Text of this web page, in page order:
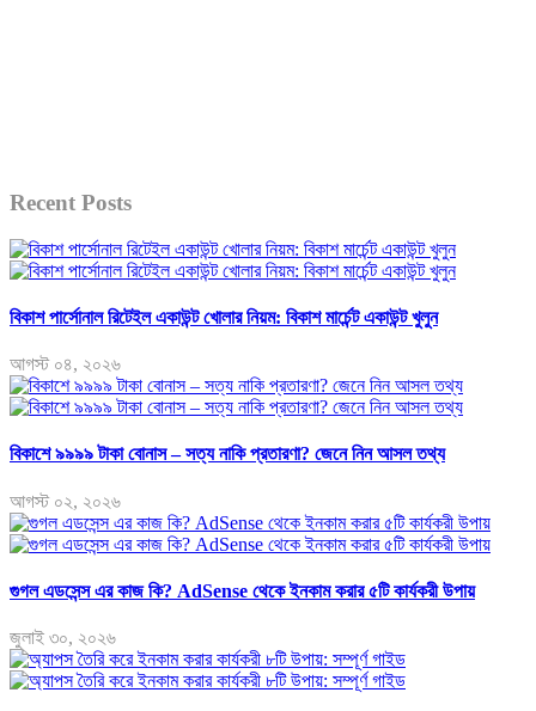
Recent Posts
বিকাশ পার্সোনাল রিটেইল একাউন্ট খোলার নিয়ম: বিকাশ মার্চেন্ট একাউন্ট খুলুন
আগস্ট ০৪, ২০২৬
বিকাশে ৯৯৯৯ টাকা বোনাস – সত্য নাকি প্রতারণা? জেনে নিন আসল তথ্য
আগস্ট ০২, ২০২৬
গুগল এডসেন্স এর কাজ কি? AdSense থেকে ইনকাম করার ৫টি কার্যকরী উপায়
জুলাই ৩০, ২০২৬